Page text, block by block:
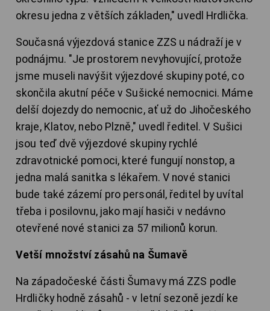
okresu jedna z větších základen," uvedl Hrdlička.
Současná výjezdová stanice ZZS u nádraží je v
podnájmu. "Je prostorem nevyhovující, protože
jsme museli navýšit výjezdové skupiny poté, co
skončila akutní péče v Sušické nemocnici. Máme
delší dojezdy do nemocnic, ať už do Jihočeského
kraje, Klatov, nebo Plzně," uvedl ředitel. V Sušici
jsou teď dvě výjezdové skupiny rychlé
zdravotnické pomoci, které fungují nonstop, a
jedna malá sanitka s lékařem. V nové stanici
bude také zázemí pro personál, ředitel by uvítal
třeba i posilovnu, jako mají hasiči v nedávno
otevřené nové stanici za 57 milionů korun.
Vetší množství zásahů na Šumavě
Na západočeské části Šumavy má ZZS podle
Hrdličky hodně zásahů - v letní sezoně jezdí ke